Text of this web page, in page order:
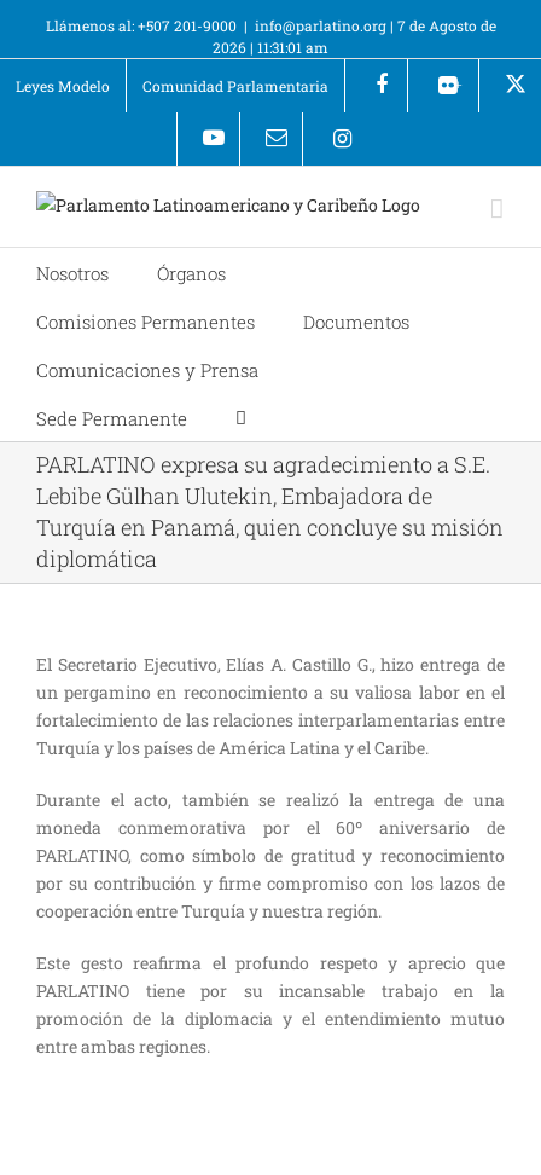
Llámenos al: +507 201-9000 | info@parlatino.org| 7 de Agosto de
2026| 11:31:01 am
Leyes Modelo
Comunidad Parlamentaria +
Nosotros
Órganos
Comisiones Permanentes
Documentos
Comunicaciones y Prensa
Sede Permanente
PARLATINO expresa su agradecimiento a S.E.
Lebibe Gülhan Ulutekin, Embajadora de
Turquía en Panamá, quien concluye su misión
diplomática
El Secretario Ejecutivo, Elías A. Castillo G., hizo entrega de
un pergamino en reconocimiento a su valiosa labor en el
fortalecimiento de las relaciones interparlamentarias entre
Turquía y los países de América Latina y el Caribe.
Durante el acto, también se realizó la entrega de una
moneda conmemorativa por el 60º aniversario de
PARLATINO, como símbolo de gratitud y reconocimiento
por su contribución y firme compromiso con los lazos de
cooperación entre Turquía y nuestra región.
Este gesto reafirma el profundo respeto y aprecio que
PARLATINO tiene por su incansable trabajo en la
promoción de la diplomacia y el entendimiento mutuo
entre ambas regiones.